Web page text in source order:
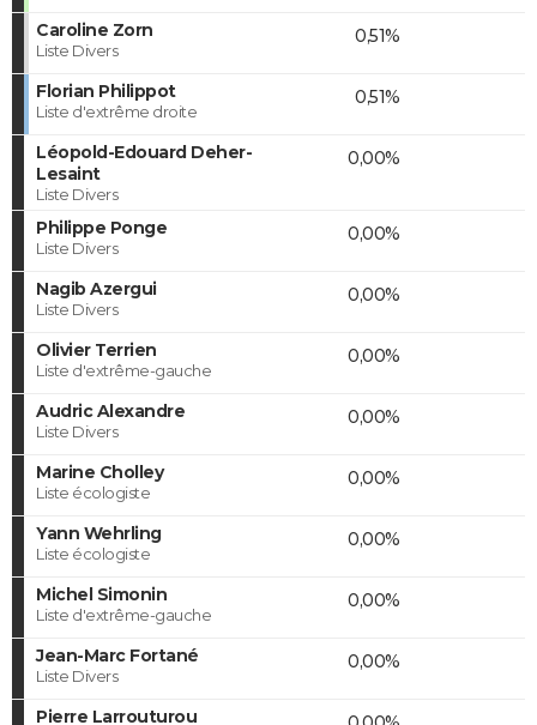
Caroline Zorn
Liste Divers
0,51%
Florian Philippot
Liste d'extrême droite
0,51%
Léopold-Edouard Deher-
Lesaint
Liste Divers
0,00%
Philippe Ponge
Liste Divers
0,00%
Nagib Azergui
Liste Divers
0,00%
Olivier Terrien
Liste d'extrême-gauche
0,00%
Audric Alexandre
Liste Divers
0,00%
Marine Cholley
Liste écologiste
0,00%
Yann Wehrling
Liste écologiste
0,00%
Michel Simonin
Liste d'extrême-gauche
0,00%
Jean-Marc Fortané
Liste Divers
0,00%
Pierre Larrouturou